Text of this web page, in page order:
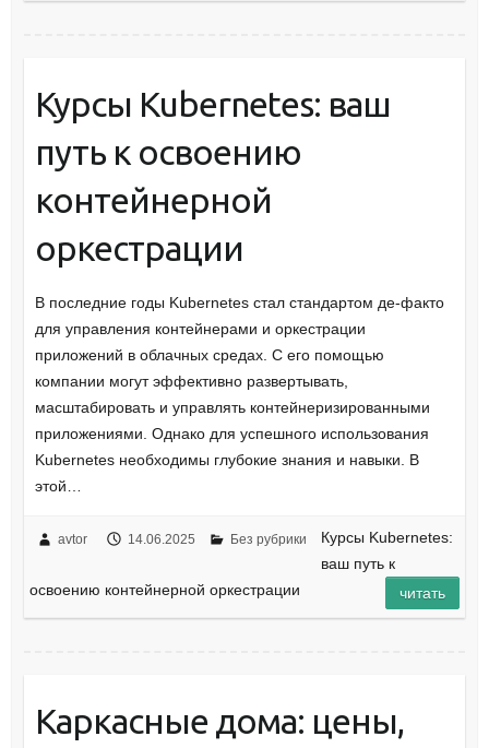
Курсы Kubernetes: ваш
путь к освоению
контейнерной
оркестрации
В последние годы Kubernetes стал стандартом де-факто
для управления контейнерами и оркестрации
приложений в облачных средах. С его помощью
компании могут эффективно развертывать,
масштабировать и управлять контейнеризированными
приложениями. Однако для успешного использования
Kubernetes необходимы глубокие знания и навыки. В
этой…
avtor 14.06.2025 Без рубрики
Курсы Kubernetes:
ваш путь к
освоению контейнерной оркестрации
читать
Каркасные дома: цены,